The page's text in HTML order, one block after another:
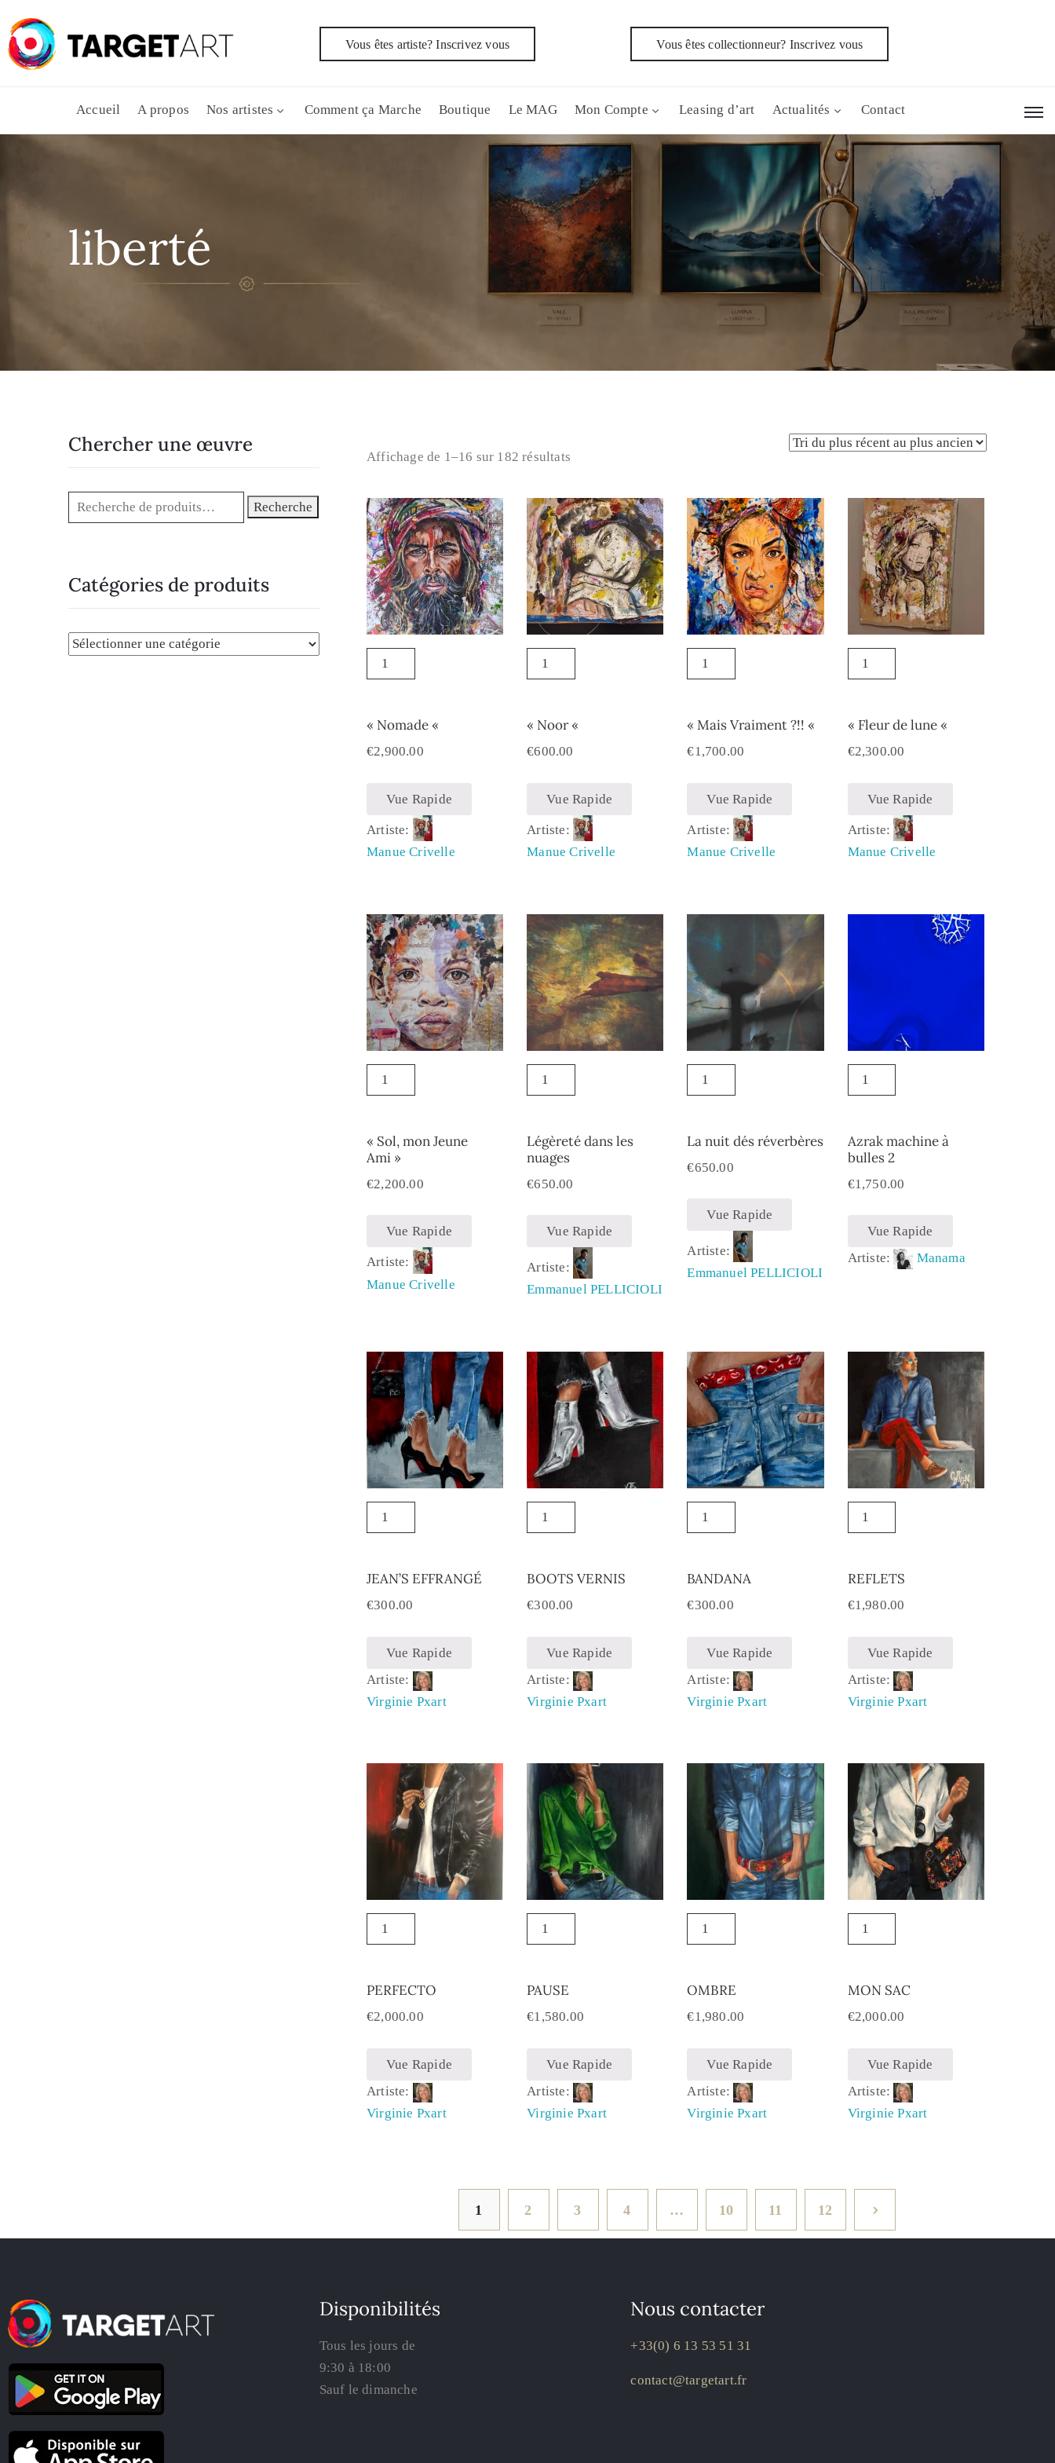
Vous êtes artiste? Inscrivez vous Vous êtes collectionneur? Inscrivez vous
Accueil A propos Nos artistes Comment ça Marche Boutique Le MAG Mon Compte Leasing d’art Actualités Contact
liberté
Affichage de 1–16 sur 182 résultats
« Nomade «
€2,900.00
Vue Rapide
Artiste:
Manue Crivelle
« Noor «
€600.00
Vue Rapide
Artiste:
Manue Crivelle
« Mais Vraiment ?!! «
€1,700.00
Vue Rapide
Artiste:
Manue Crivelle
« Fleur de lune «
€2,300.00
Vue Rapide
Artiste:
Manue Crivelle
« Sol, mon Jeune
Ami »
€2,200.00
Vue Rapide
Artiste:
Manue Crivelle
Légèreté dans les
nuages
€650.00
Vue Rapide
Artiste:
Emmanuel PELLICIOLI
La nuit dés réverbères
€650.00
Vue Rapide
Artiste:
Emmanuel PELLICIOLI
Azrak machine à
bulles 2
€1,750.00
Vue Rapide
Artiste:
Manama
JEAN’S EFFRANGÉ
€300.00
Vue Rapide
Artiste:
Virginie Pxart
BOOTS VERNIS
€300.00
Vue Rapide
Artiste:
Virginie Pxart
BANDANA
€300.00
Vue Rapide
Artiste:
Virginie Pxart
REFLETS
€1,980.00
Vue Rapide
Artiste:
Virginie Pxart
PERFECTO
€2,000.00
Vue Rapide
Artiste:
Virginie Pxart
PAUSE
€1,580.00
Vue Rapide
Artiste:
Virginie Pxart
OMBRE
€1,980.00
Vue Rapide
Artiste:
Virginie Pxart
MON SAC
€2,000.00
Vue Rapide
Artiste:
Virginie Pxart
1 2 3 4 … 10 11 12
Chercher une œuvre
Recherche
Catégories de produits
Disponibilités
Tous les jours de
9:30 à 18:00
Sauf le dimanche
Nous contacter
+33(0) 6 13 53 51 31
contact@targetart.fr